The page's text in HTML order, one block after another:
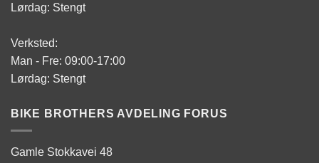
Lørdag: Stengt
Verksted:
Man - Fre: 09:00-17:00
Lørdag: Stengt
BIKE BROTHERS AVDELING FORUS
Gamle Stokkavei 48